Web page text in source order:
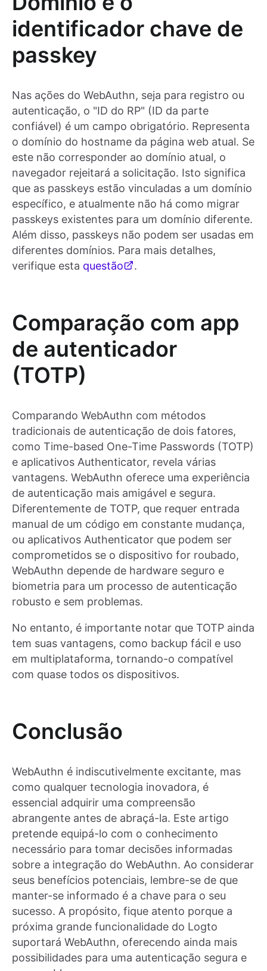
identificador chave de
passkey
Nas ações do WebAuthn, seja para registro ou
autenticação, o "ID do RP" (ID da parte
confiável) é um campo obrigatório. Representa
o domínio do hostname da página web atual. Se
este não corresponder ao domínio atual, o
navegador rejeitará a solicitação. Isto significa
que as passkeys estão vinculadas a um domínio
específico, e atualmente não há como migrar
passkeys existentes para um domínio diferente.
Além disso, passkeys não podem ser usadas em
diferentes domínios. Para mais detalhes,
verifique esta questão .
Comparação com app
de autenticador
(TOTP)
Comparando WebAuthn com métodos
tradicionais de autenticação de dois fatores,
como Time-based One-Time Passwords (TOTP)
e aplicativos Authenticator, revela várias
vantagens. WebAuthn oferece uma experiência
de autenticação mais amigável e segura.
Diferentemente de TOTP, que requer entrada
manual de um código em constante mudança,
ou aplicativos Authenticator que podem ser
comprometidos se o dispositivo for roubado,
WebAuthn depende de hardware seguro e
biometria para um processo de autenticação
robusto e sem problemas.
No entanto, é importante notar que TOTP ainda
tem suas vantagens, como backup fácil e uso
em multiplataforma, tornando-o compatível
com quase todos os dispositivos.
Conclusão
WebAuthn é indiscutivelmente excitante, mas
como qualquer tecnologia inovadora, é
essencial adquirir uma compreensão
abrangente antes de abraçá-la. Este artigo
pretende equipá-lo com o conhecimento
necessário para tomar decisões informadas
sobre a integração do WebAuthn. Ao considerar
seus benefícios potenciais, lembre-se de que
manter-se informado é a chave para o seu
sucesso. A propósito, fique atento porque a
próxima grande funcionalidade do Logto
suportará WebAuthn, oferecendo ainda mais
possibilidades para uma autenticação segura e